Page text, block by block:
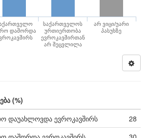
დაშორდა
საქართველოს
ურთიერთობა
ევროკავშირთან
არ შეცვლილა
არ ვიცი/უარი
პასუხზე
(%)
დაუახლოვდა ევროკავშირს
28